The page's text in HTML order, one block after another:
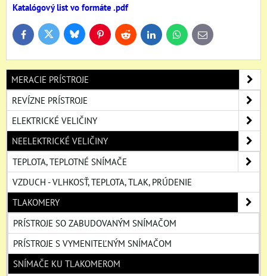
Katalógový list vo formáte .pdf
FacebookTwitter BlueskyPinterestReddit LinkedInWhatsApp
E-
mail
MERACIE PRÍSTROJE
REVÍZNE PRÍSTROJE
ELEKTRICKÉ VELIČINY
NEELEKTRICKÉ VELIČINY
TEPLOTA, TEPLOTNÉ SNÍMAČE
VZDUCH - VLHKOSŤ, TEPLOTA, TLAK, PRÚDENIE
TLAKOMERY
PRÍSTROJE SO ZABUDOVANÝM SNÍMAČOM
PRÍSTROJE S VYMENITEĽNÝM SNÍMAČOM
SNÍMAČE KU TLAKOMEROM